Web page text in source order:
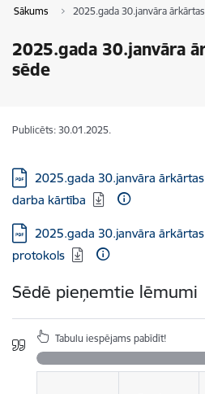
Sākums 2025.gada 30.janvāra
2025.gada 30.janvāra
sēde
Publicēts: 30.01.2025.
Lejupielādēt:
2025.gada 30.janvāra
darba kārtība
Lejupielādēt:
2025.gada 30.janvāra
protokols
Sēdē pieņemtie lēmumi
Tabulu iespējams pabīdīt!